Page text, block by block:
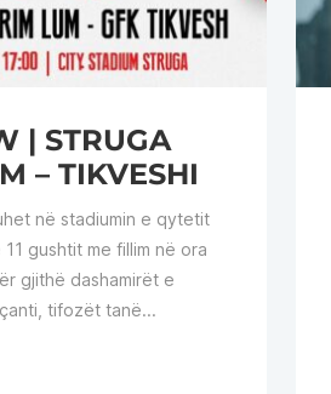
| STRUGA
– TIKVESHI
në stadiumin e qytetit
gushtit me fillim në ora
gjithë dashamirët e
tifozët tanë...